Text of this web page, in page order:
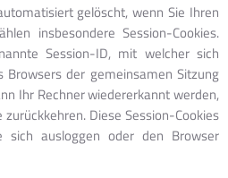
gelöscht, wenn Sie Ihren
insbesondere Session-Cookies.
Session-ID, mit welcher sich
Browsers der gemeinsamen Sitzung
Ihr Rechner wiedererkannt werden,
Diese Session-Cookies
sich ausloggen oder den Browser